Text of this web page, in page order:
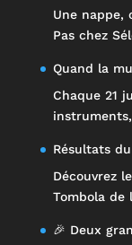
Une nappe,
Pas chez
Quand la
Chaque 21
Résultats
Découvrez
Tombola de
🎉 Deux